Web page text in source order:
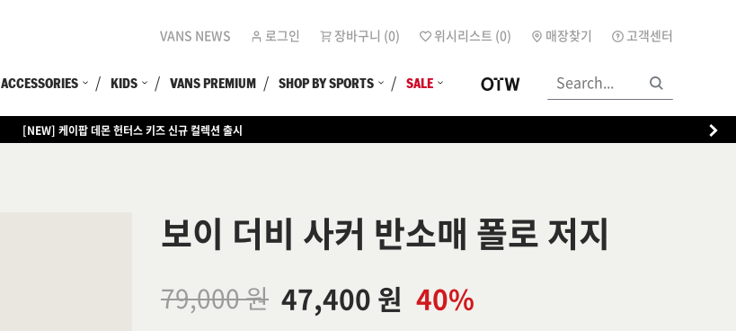
VANS NEWS 로그인 장바구니 (0) 위시리스트 (0) 매장찾기 고객센터
ACCESSORIES KIDS VANS PREMIUM SHOP BY SPORTS SALE
[NEW] 케이팝 데몬 헌터스 키즈 신규 컬렉션 출시
[EVENT] 15만원 이상 구매 시 쿨러백 증정
보이 더비 사커 반소매 폴로 저지
79,000 원 47,400 원 40%